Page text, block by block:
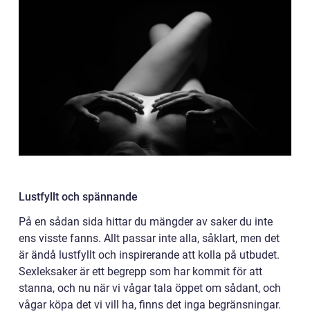
Lustfyllt och spännande
På en sådan sida hittar du mängder av saker du inte
ens visste fanns. Allt passar inte alla, såklart, men det
är ändå lustfyllt och inspirerande att kolla på utbudet.
Sexleksaker är ett begrepp som har kommit för att
stanna, och nu när vi vågar tala öppet om sådant, och
vågar köpa det vi vill ha, finns det inga begränsningar.